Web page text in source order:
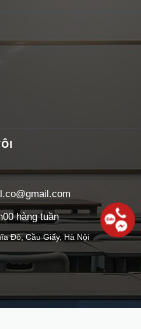
hàng tuần
Đô, Cầu Giấy, Hà Nội